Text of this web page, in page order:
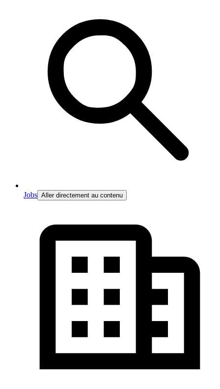
Jobs Aller directement au contenu